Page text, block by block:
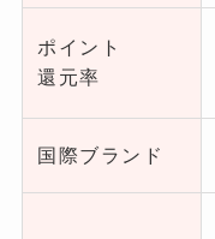
ポイント
還元率
国際ブランド